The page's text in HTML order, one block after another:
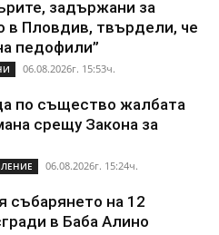
задържани за
в Пловдив, твърдели, че
педофили”
06.08.2026г. 15:53ч.
по същество жалбата
срещу Закона за
06.08.2026г. 15:24ч.
събарянето на 12
в Баба Алино